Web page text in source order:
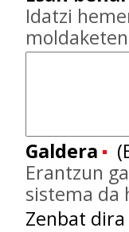
Idatzi
Galdera
Erantzun
sistema da
Zenbat